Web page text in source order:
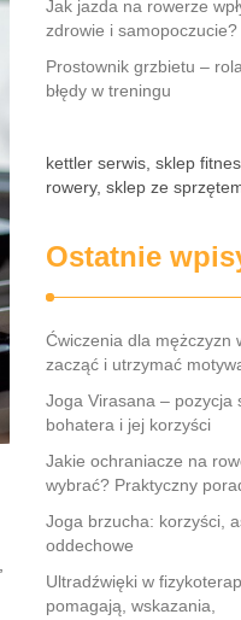
Jak jazda na rowerze
zdrowie i samopoczucie?
Prostownik grzbietu –
błędy w treningu
kettler serwis, sklep
rowery, sklep ze
Ostatnie
Ćwiczenia dla mężczyzn
zacząć i utrzymać
Joga Virasana – pozycja
bohatera i jej korzyści
Jakie ochraniacze na
wybrać? Praktyczny
Joga brzucha: korzyści,
oddechowe
Ultradźwięki w
pomagają, wskazania,